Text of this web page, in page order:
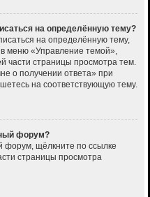
на определённую тему?
на определённую тему,
меню «Управление темой»,
части страницы просмотра тем.
о получении ответа» при
на соответствующую тему.
форум?
форум, щёлкните по ссылке
страницы просмотра